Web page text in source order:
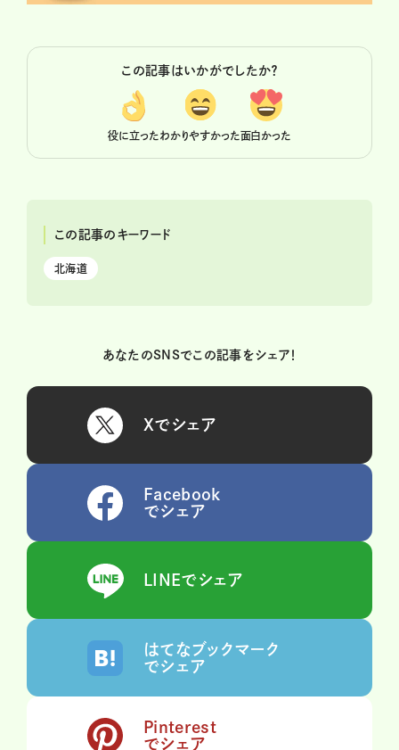
この記事はいかがでしたか？
役に立ったわかりやすかった面白かった
この記事のキーワード
北海道
あなたのSNSでこの記事をシェア！
Xでシェア
Facebook
でシェア
LINEでシェア
はてなブックマーク
でシェア
Pinterest
でシェア